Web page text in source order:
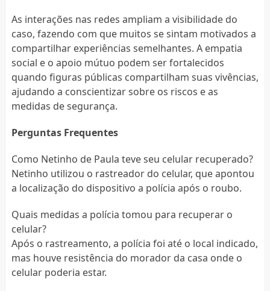
As interações nas redes ampliam a visibilidade do
caso, fazendo com que muitos se sintam motivados a
compartilhar experiências semelhantes. A empatia
social e o apoio mútuo podem ser fortalecidos
quando figuras públicas compartilham suas vivências,
ajudando a conscientizar sobre os riscos e as
medidas de segurança.
Perguntas Frequentes
Como Netinho de Paula teve seu celular recuperado?
Netinho utilizou o rastreador do celular, que apontou
a localização do dispositivo a polícia após o roubo.
Quais medidas a polícia tomou para recuperar o
celular?
Após o rastreamento, a polícia foi até o local indicado,
mas houve resistência do morador da casa onde o
celular poderia estar.